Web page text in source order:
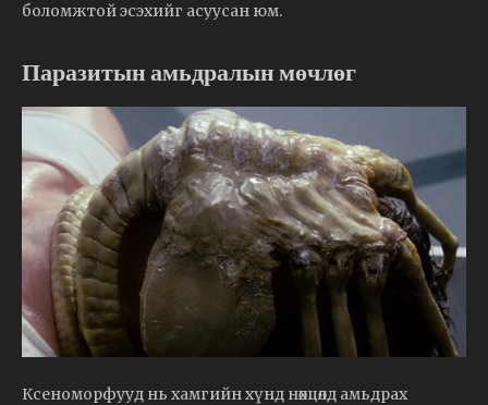
боломжтой эсэхийг асуусан юм.
Паразитын амьдралын мөчлөг
Ксеноморфууд нь хамгийн хүнд нөхцөлд амьдрах